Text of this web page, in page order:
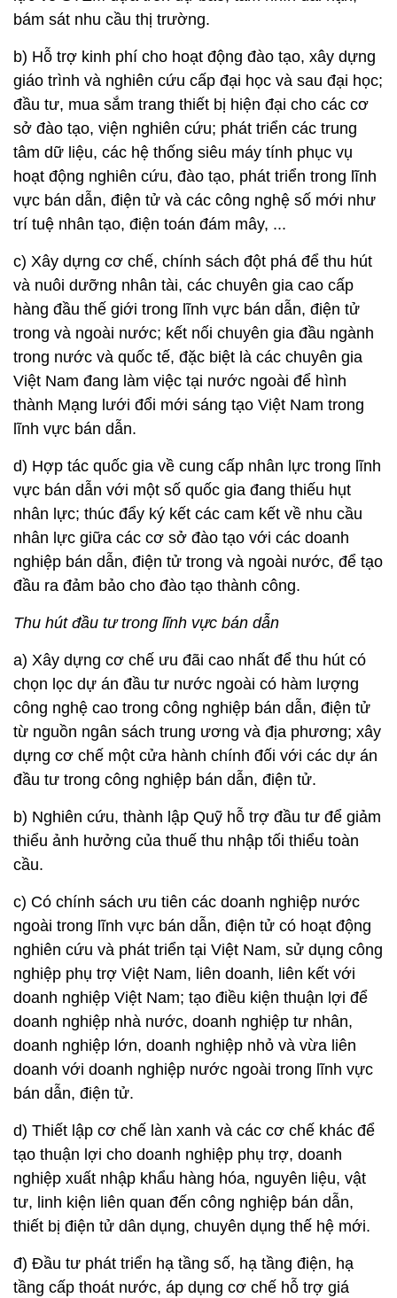
bám sát nhu cầu thị trường.
b) Hỗ trợ kinh phí cho hoạt động đào tạo, xây dựng
giáo trình và nghiên cứu cấp đại học và sau đại học;
đầu tư, mua sắm trang thiết bị hiện đại cho các cơ
sở đào tạo, viện nghiên cứu; phát triển các trung
tâm dữ liệu, các hệ thống siêu máy tính phục vụ
hoạt động nghiên cứu, đào tạo, phát triển trong lĩnh
vực bán dẫn, điện tử và các công nghệ số mới như
trí tuệ nhân tạo, điện toán đám mây, ...
c) Xây dựng cơ chế, chính sách đột phá để thu hút
và nuôi dưỡng nhân tài, các chuyên gia cao cấp
hàng đầu thế giới trong lĩnh vực bán dẫn, điện tử
trong và ngoài nước; kết nối chuyên gia đầu ngành
trong nước và quốc tế, đặc biệt là các chuyên gia
Việt Nam đang làm việc tại nước ngoài để hình
thành Mạng lưới đổi mới sáng tạo Việt Nam trong
lĩnh vực bán dẫn.
d) Hợp tác quốc gia về cung cấp nhân lực trong lĩnh
vực bán dẫn với một số quốc gia đang thiếu hụt
nhân lực; thúc đẩy ký kết các cam kết về nhu cầu
nhân lực giữa các cơ sở đào tạo với các doanh
nghiệp bán dẫn, điện tử trong và ngoài nước, để tạo
đầu ra đảm bảo cho đào tạo thành công.
Thu hút đầu tư trong lĩnh vực bán dẫn
a) Xây dựng cơ chế ưu đãi cao nhất để thu hút có
chọn lọc dự án đầu tư nước ngoài có hàm lượng
công nghệ cao trong công nghiệp bán dẫn, điện tử
từ nguồn ngân sách trung ương và địa phương; xây
dựng cơ chế một cửa hành chính đối với các dự án
đầu tư trong công nghiệp bán dẫn, điện tử.
b) Nghiên cứu, thành lập Quỹ hỗ trợ đầu tư để giảm
thiểu ảnh hưởng của thuế thu nhập tối thiểu toàn
cầu.
c) Có chính sách ưu tiên các doanh nghiệp nước
ngoài trong lĩnh vực bán dẫn, điện tử có hoạt động
nghiên cứu và phát triển tại Việt Nam, sử dụng công
nghiệp phụ trợ Việt Nam, liên doanh, liên kết với
doanh nghiệp Việt Nam; tạo điều kiện thuận lợi để
doanh nghiệp nhà nước, doanh nghiệp tư nhân,
doanh nghiệp lớn, doanh nghiệp nhỏ và vừa liên
doanh với doanh nghiệp nước ngoài trong lĩnh vực
bán dẫn, điện tử.
d) Thiết lập cơ chế làn xanh và các cơ chế khác để
tạo thuận lợi cho doanh nghiệp phụ trợ, doanh
nghiệp xuất nhập khẩu hàng hóa, nguyên liệu, vật
tư, linh kiện liên quan đến công nghiệp bán dẫn,
thiết bị điện tử dân dụng, chuyên dụng thế hệ mới.
đ) Đầu tư phát triển hạ tầng số, hạ tầng điện, hạ
tầng cấp thoát nước, áp dụng cơ chế hỗ trợ giá